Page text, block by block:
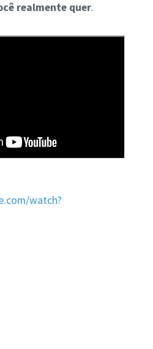
realmente quer.
watch?